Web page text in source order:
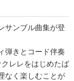
サンブル曲集が登
弾きとコード伴奏
レレをはじめたば
なく楽しむことが